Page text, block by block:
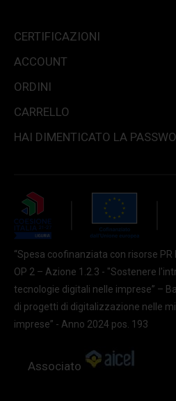
CERTIFICAZIONI
ACCOUNT
ORDINI
CARRELLO
HAI DIMENTICATO LA
“Spesa coofinanziata con risorse PR
OP 2 – Azione 1.2.3 - "Sostenere
tecnologie digitali nelle imprese” –
di progetti di digitalizzazione nelle
imprese” - Anno 2024 pos. 193
Associato